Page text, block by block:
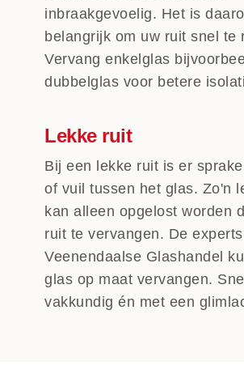
inbraakgevoelig. Het is
belangrijk om uw ruit snel te
Vervang enkelglas
dubbelglas voor betere
Lekke ruit
Bij een lekke ruit is er
of vuil tussen het glas. Zo'n
kan alleen opgelost worden
ruit te vervangen. De
Veenendaalse Glashandel
glas op maat vervangen.
vakkundig én met een